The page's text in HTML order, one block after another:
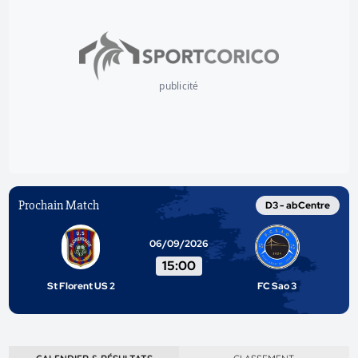
publicité
Prochain Match D3 - abCentre
St Florent US 2
06/09/2026
15:00
FC Sao 3